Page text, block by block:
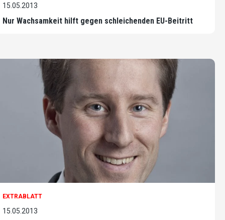
15.05.2013
Nur Wachsamkeit hilft gegen schleichenden EU-Beitritt
EXTRABLATT
15.05.2013